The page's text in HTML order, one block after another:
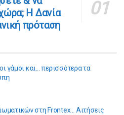
Η Δανία
πρόταση
γάμοι και… περισσότερα τα
στη Frontex… Αιτήσεις